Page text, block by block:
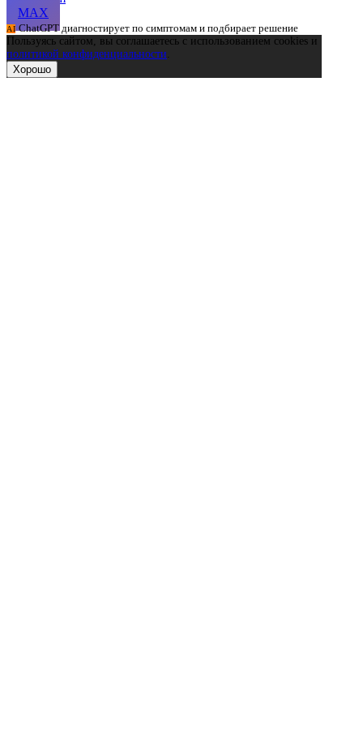
MAX
AI ChatGPT диагностирует по симптомам и подбирает решение
Пользуясь сайтом, вы соглашаетесь с использованием cookies и
политикой конфиденциальности
Хорошо